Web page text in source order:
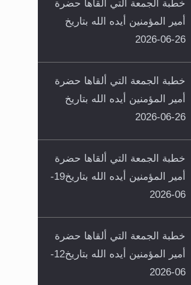
خطبة الجمعة التي ألقاها حضرة
أمير المؤمنين أيده الله بتاريخ
26-06-2026
خطبة الجمعة التي ألقاها حضرة
أمير المؤمنين أيده الله بتاريخ
26-06-2026
خطبة الجمعة التي ألقاها حضرة
أمير المؤمنين أيده الله بتاريخ19-
06-2026
خطبة الجمعة التي ألقاها حضرة
أمير المؤمنين أيده الله بتاريخ12-
06-2026